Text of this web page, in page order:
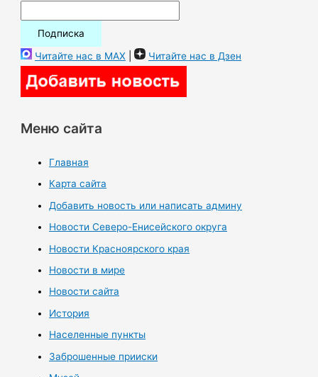
Читайте нас в MAX | Читайте нас в Дзен
Меню сайта
Главная
Карта сайта
Добавить новость или написать админу
Новости Северо-Енисейского округа
Новости Красноярского края
Новости в мире
Новости сайта
История
Населенные пункты
Заброшенные прииски